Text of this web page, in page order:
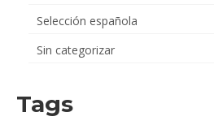
Selección española
Sin categorizar
Tags